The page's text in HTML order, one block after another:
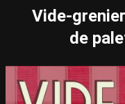
Vide-
de